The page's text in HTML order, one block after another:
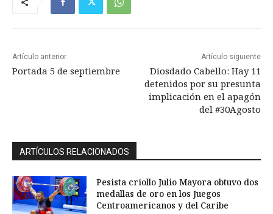
Artículo anterior
Portada 5 de septiembre
Artículo siguiente
Diosdado Cabello: Hay 11
detenidos por su presunta
implicación en el apagón
del #30Agosto
ARTÍCULOS RELACIONADOS
Pesista criollo Julio Mayora obtuvo dos
medallas de oro en los Juegos
Centroamericanos y del Caribe